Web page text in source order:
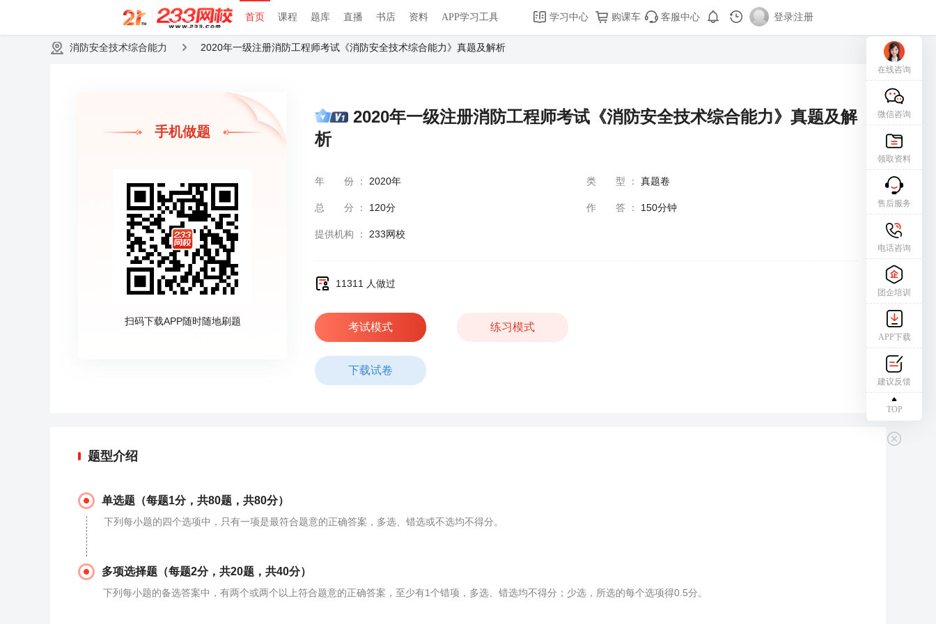
首页 课程 题库 直播 书店 资料 APP学习工具 学习中心 购课车 客服中心 登录|注册
消防安全技术综合能力 2020年一级注册消防工程师考试《消防安全技术综合能力》真题及解析
手机做题
扫码下载APP随时随地刷题
2020年一级注册消防工程师考试《消防安全技术综合能力》真题及解
析
年份 ： 2020年 类型 ： 真题卷
总分 ： 120分 作答 ： 150分钟
提供机构 ： 233网校
11311 人做过
考试模式 练习模式
下载试卷
题型介绍
单选题（每题1分，共80题，共80分）
下列每小题的四个选项中，只有一项是最符合题意的正确答案，多选、错选或不选均不得分。
多项选择题（每题2分，共20题，共40分）
下列每小题的备选答案中，有两个或两个以上符合题意的正确答案，至少有1个错项，多选、错选均不得分；少选，所选的每个选项得0.5分。
在线咨询
微信咨询
领取资料
售后服务
电话咨询
团企培训
APP下载
建议反馈
TOP